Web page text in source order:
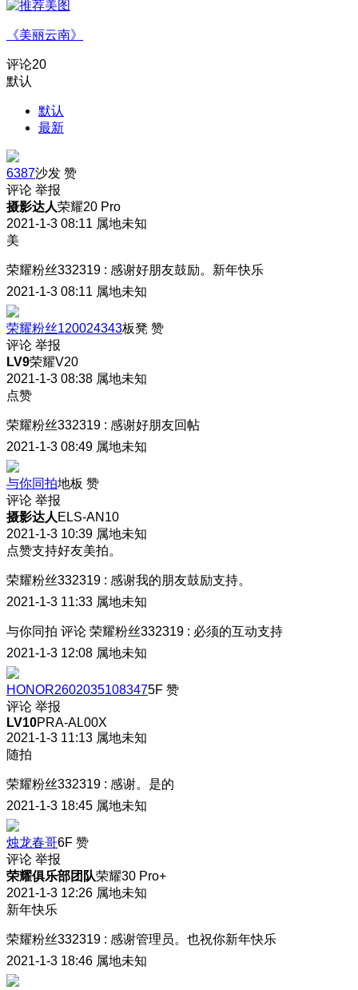
《美丽云南》
评论20
默认
默认
最新
6387沙发 赞
评论 举报
摄影达人荣耀20 Pro
2021-1-3 08:11 属地未知
美
荣耀粉丝332319 : 感谢好朋友鼓励。新年快乐
2021-1-3 08:11 属地未知
荣耀粉丝120024343板凳 赞
评论 举报
LV9荣耀V20
2021-1-3 08:38 属地未知
点赞
荣耀粉丝332319 : 感谢好朋友回帖
2021-1-3 08:49 属地未知
与你同拍地板 赞
评论 举报
摄影达人 ELS-AN10
2021-1-3 10:39 属地未知
点赞支持好友美拍。
荣耀粉丝332319 : 感谢我的朋友鼓励支持。
2021-1-3 11:33 属地未知
与你同拍 评论 荣耀粉丝332319 : 必须的互动支持
2021-1-3 12:08 属地未知
HONOR26020351083475F 赞
评论 举报
LV10PRA-AL00X
2021-1-3 11:13 属地未知
随拍
荣耀粉丝332319 : 感谢。是的
2021-1-3 18:45 属地未知
烛龙春哥6F 赞
评论 举报
荣耀俱乐部团队荣耀30 Pro+
2021-1-3 12:26 属地未知
新年快乐
荣耀粉丝332319 : 感谢管理员。也祝你新年快乐
2021-1-3 18:46 属地未知